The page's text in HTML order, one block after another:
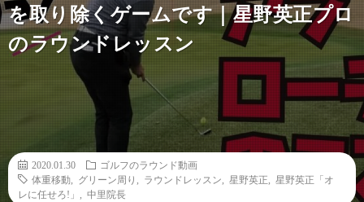
を取り除くゲームです｜星野英正プロ
のラウンドレッスン
2020.01.30
ゴルフのラウンド動画
体重移動
グリーン周り ラウンドレッスン 星野英正
星野英正「オ
レに任せろ!」
中里院長